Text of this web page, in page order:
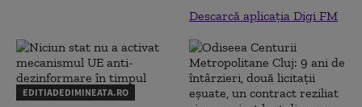
Descarcă aplicația Digi FM
EDITIADEDIMINEATA.RO